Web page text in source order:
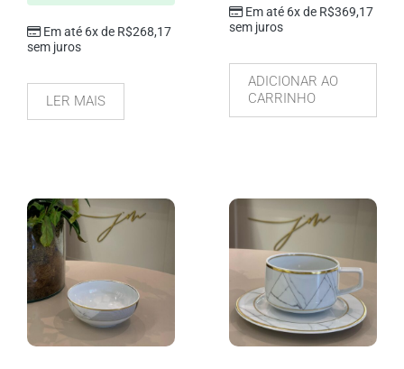
Em até 6x de R$268,17
sem juros
LER MAIS
Em até 6x de R$369,17
sem juros
ADICIONAR AO
CARRINHO